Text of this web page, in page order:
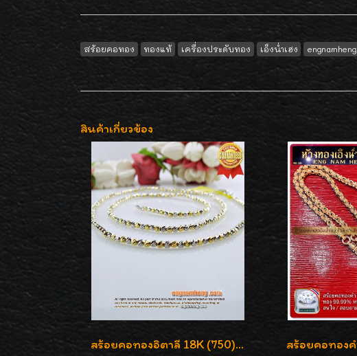
สร้อยคอทอง ทองแท้ เครื่องประดับทอง เอ็งน่ำเฮง engnamheng
สินค้าเกี่ยวข้อง
สร้อยคอทองอิตาลี 18K (750) ลายสวยตัดเหลี่ยมคมชัด ใส่สวยน่ารักค่ะ